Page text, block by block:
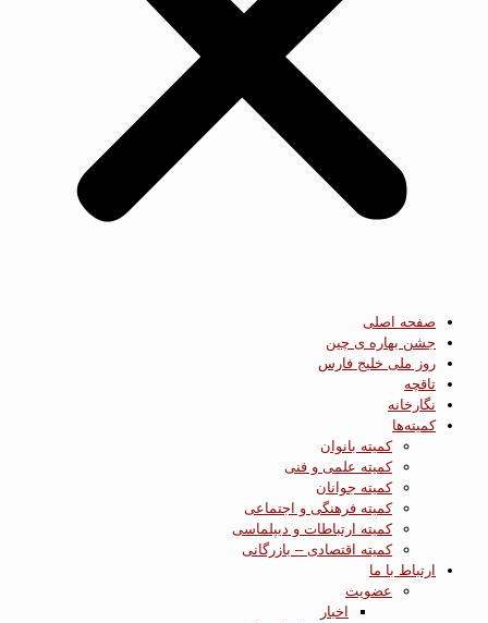
صفحه اصلی
جشن بهاره ی چین
روز ملی خلیج فارس
تاقچه
نگارخانه
کمیته‌ها
کمیته بانوان
کمیته علمی و فنی
کمیته جوانان
کمیته فرهنگی و اجتماعی
کمیته ارتباطات و دیپلماسی
کمیته اقتصادی – بازرگانی
ارتباط با ما
عضویت
اخبار